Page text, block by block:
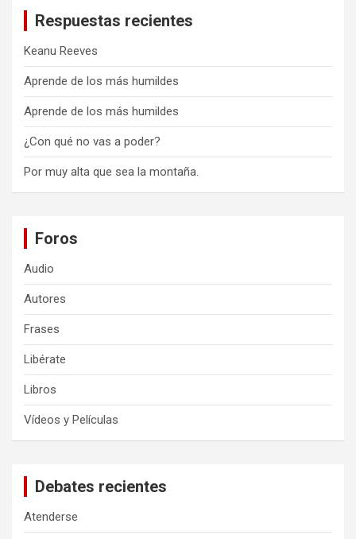
Respuestas recientes
Keanu Reeves
Aprende de los más humildes
Aprende de los más humildes
¿Con qué no vas a poder?
Por muy alta que sea la montaña.
Foros
Audio
Autores
Frases
Libérate
Libros
Vídeos y Películas
Debates recientes
Atenderse